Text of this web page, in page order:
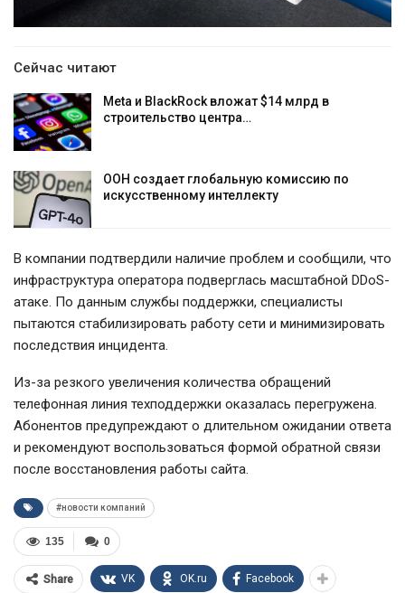
Сейчас читают
Meta и BlackRock вложат $14 млрд в
строительство центра…
ООН создает глобальную комиссию по
искусственному интеллекту
В компании подтвердили наличие проблем и сообщили, что
инфраструктура оператора подверглась масштабной DDoS-
атаке. По данным службы поддержки, специалисты
пытаются стабилизировать работу сети и минимизировать
последствия инцидента.
Из-за резкого увеличения количества обращений
телефонная линия техподдержки оказалась перегружена.
Абонентов предупреждают о длительном ожидании ответа
и рекомендуют воспользоваться формой обратной связи
после восстановления работы сайта.
#новости компаний
0
135
Share VK OK.ru Facebook